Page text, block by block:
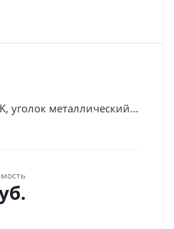
уголок металлический...